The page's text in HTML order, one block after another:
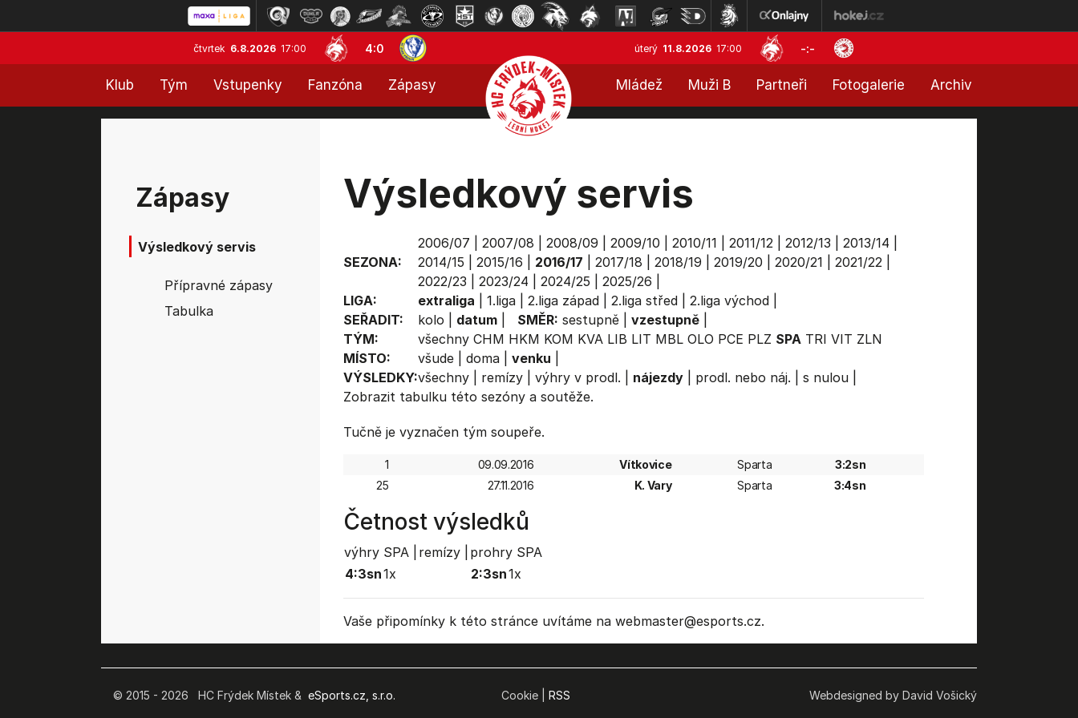
čtvrtek 6.8.2026 17:00 4:0 úterý 11.8.2026 17:00 -:-
Klub Tým Vstupenky Fanzóna Zápasy Mládež Muži B Partneři Fotogalerie Archiv
Zápasy
Výsledkový servis
Přípravné zápasy
Tabulka
Výsledkový servis
SEZONA:
2006/07 2007/08 2008/09 2009/10 2010/11 2011/12| 2012/13 2013/14
2014/15
2015/16 2016/17 2017/18 2018/19 2019/20 2020/21 2021/22|
2022/23
2023/24 2024/25 2025/26
LIGA:
extraliga 1.liga| 2.liga západ| 2.liga střed| 2.liga východ|
SEŘADIT:
kolo datum| SMĚR: sestupně| vzestupně|
TÝM:
všechny CHM HKM KOM KVA LIB LIT MBL OLO PCE PLZ SPA TRI VIT ZLN
MÍSTO:
všude| doma| venku
VÝSLEDKY:všechny| remízy| výhry v prodl. nájezdy| prodl. nebo náj. s nulou|
Zobrazit tabulkutéto sezóny a soutěže.
Tučně je vyznačen tým soupeře.
1 09.09.2016 Vítkovice Sparta
3:2sn
25
27.11.2016 K. Vary Sparta 3:4sn
Četnost výsledků
výhry SPA | remízy |
prohry SPA
4:3sn1x 2:3sn1x
Vaše připomínky k této stránce uvítáme na webmaster@esports.cz.
© 2015 - 2026 HC Frýdek Místek &eSports.cz, s.r.o. Cookie | RSS Webdesigned by David Vošický